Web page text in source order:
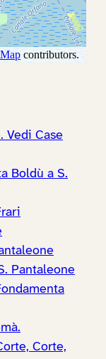
Vedi Case
Boldù a S.
Pantaleone
Corte,